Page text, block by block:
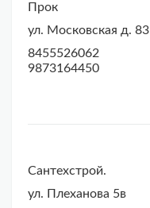
Прок
ул. Московская д. 83
8455526062
9873164450
Сантехстрой.
ул. Плеханова 5в